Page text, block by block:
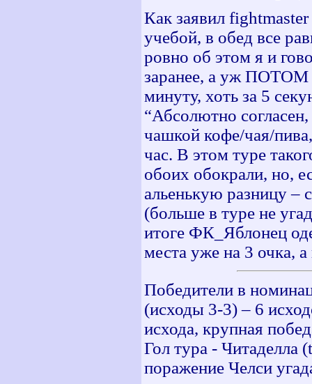
Как заявил
учебой, в обед все
ровно об этом я и
заранее, а уж ПОТОМ
минуту, хоть за 5
“Абсолютно
чашкой кофе/чая/
час. В этом туре
обоих обокрали, но,
альенькую разницу –
(больше в туре не
итоге ФК_Яблонец
места уже на 3 очка,
Победители в
(исходы 3-3) – 6
исхода, крупная
Гол тура - Читаделла
поражение Челси